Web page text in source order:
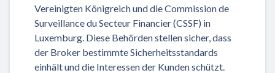
Vereinigten Königreich und die Commission de
Surveillance du Secteur Financier (CSSF) in
Luxemburg. Diese Behörden stellen sicher, dass
der Broker bestimmte Sicherheitsstandards
einhält und die Interessen der Kunden schützt.